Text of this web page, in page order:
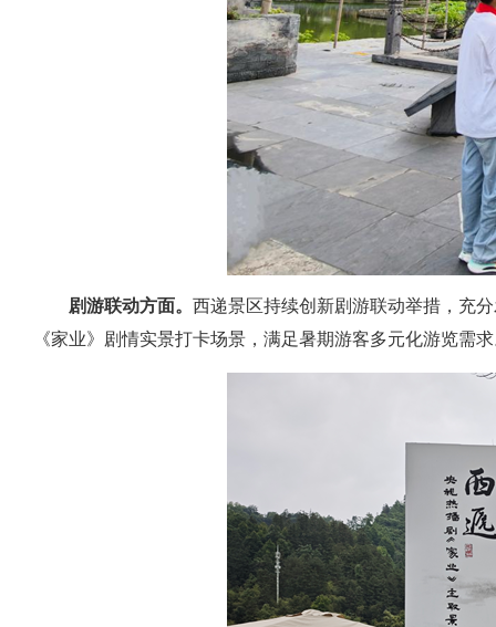
剧游联动方面。 西递景区持续创新剧游联动举措，充
《家业》剧情实景打卡场景，满足暑期游客多元化游览需